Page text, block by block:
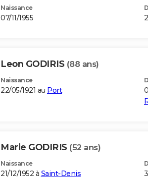
Naissance
07/11/1955
Leon GODIRIS (88 ans)
Naissance
22/05/1921 au Port
Marie GODIRIS (52 ans)
Naissance
21/12/1952 à Saint-Denis